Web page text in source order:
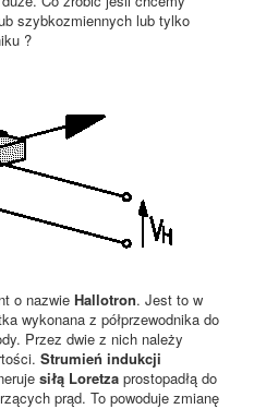
szybkozmiennych lub tylko
?
o nazwie Hallotron. Jest to w
wykonana z półprzewodnika do
Przez dwie z nich należy
Strumień indukcji
siłą Loretza prostopadłą do
prąd. To powoduje zmianę